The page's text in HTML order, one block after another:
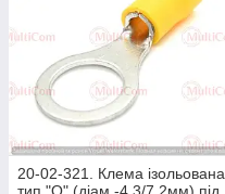
20-02-321. Клема ізольована